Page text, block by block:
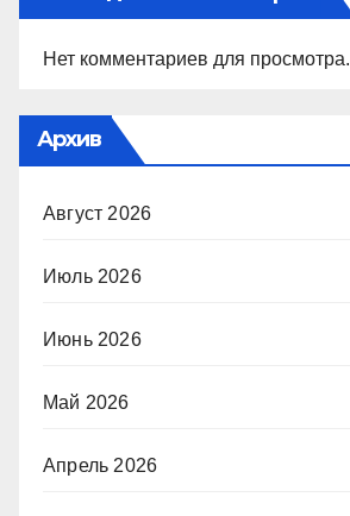
Нет комментариев для просмотра.
Архив
Август 2026
Июль 2026
Июнь 2026
Май 2026
Апрель 2026